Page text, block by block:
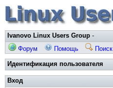
Ivanovo Linux Users Group -
Форум
Помощь Поиск
Идентификация пользователя
Вход